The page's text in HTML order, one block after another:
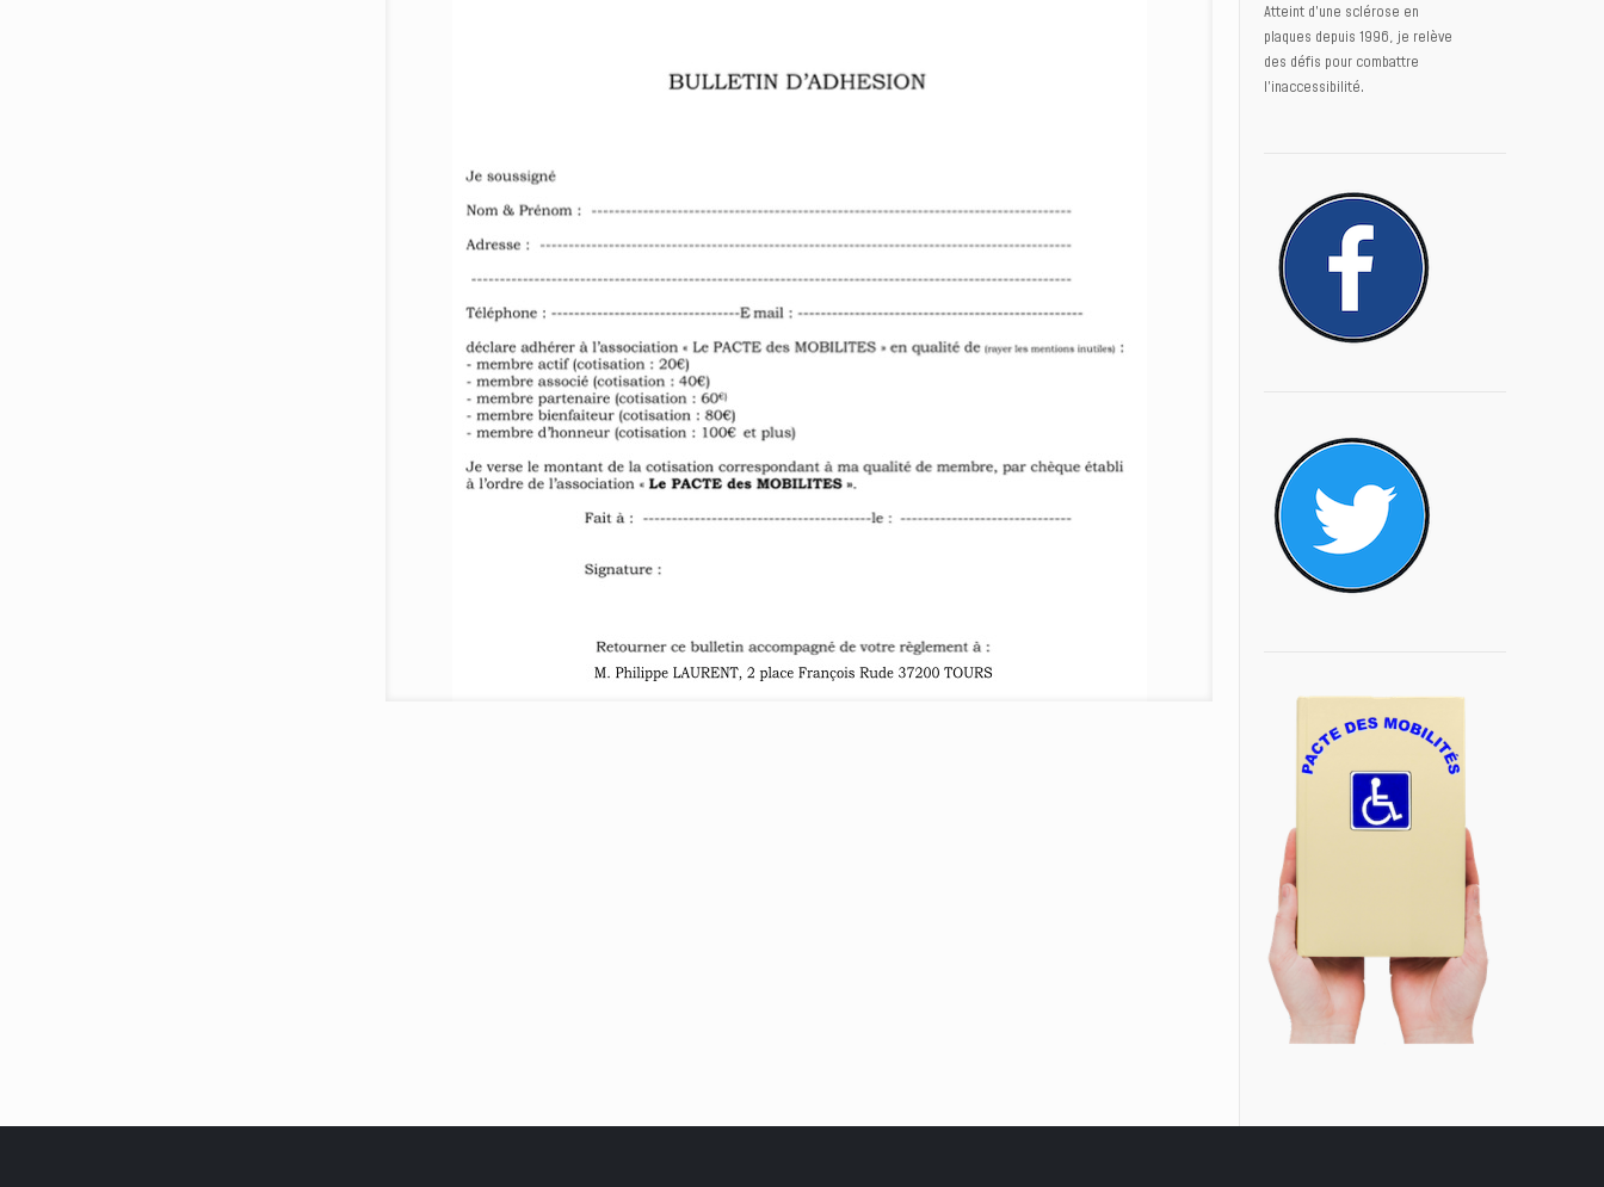
Atteint d’une sclérose en
plaques depuis 1996, je relève
des défis pour combattre
l’inaccessibilité.